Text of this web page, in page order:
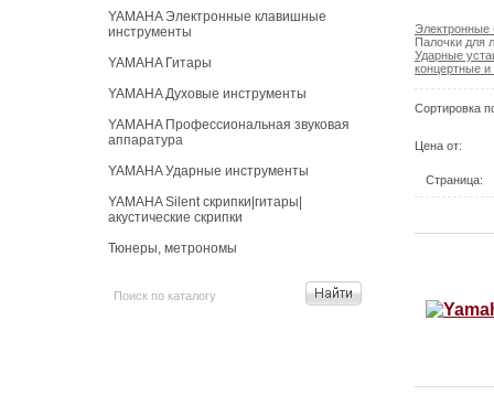
YAMAHA Электронные клавишные
инструменты
YAMAHA Гитары
YAMAHA Духовые инструменты
YAMAHA Профессиональная звуковая
аппаратура
YAMAHA Ударные инструменты
YAMAHA Silent скрипки|гитары|
акустические скрипки
Тюнеры, метрономы
Электронные
Палочки для
Ударные
концертные
Сортировка
Цена от:
Страница: